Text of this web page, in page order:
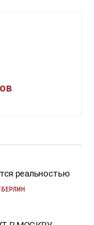
реальностью